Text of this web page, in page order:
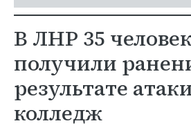
В ЛНР 35 человек
получили
результате
колледж